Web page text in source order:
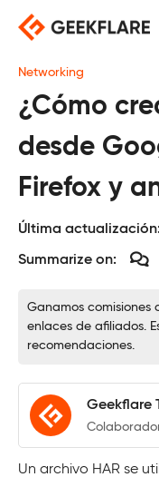
Saltar
contenido
Networking
¿Cómo
desde
Firefox y
Última
Summarize on:
Ganamos
enlaces de afiliados.
recomendaciones.
Geekflare
Un archivo HAR se